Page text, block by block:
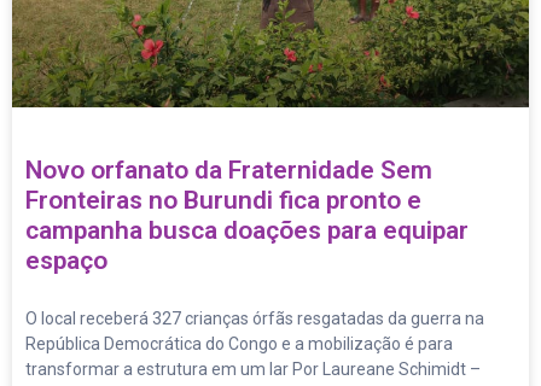
Novo orfanato da Fraternidade Sem
Fronteiras no Burundi fica pronto e
campanha busca doações para equipar
espaço
O local receberá 327 crianças órfãs resgatadas da guerra na
República Democrática do Congo e a mobilização é para
transformar a estrutura em um lar Por Laureane Schimidt –